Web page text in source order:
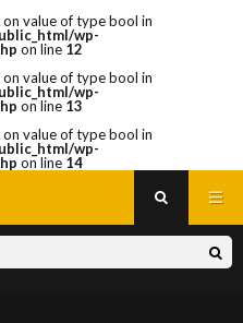
value of type bool in
wp-
on line 12
value of type bool in
wp-
on line 13
value of type bool in
wp-
on line 14